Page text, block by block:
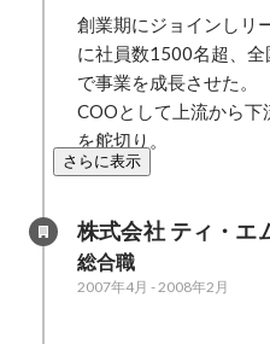
創業期にジョインしリ
に社員数1500名超、
で事業を成長させた。
COOとして上流から
を舵切り。
さらに表示
株式会社 ティ・エ
総合職
2007年4月 - 2008年2月